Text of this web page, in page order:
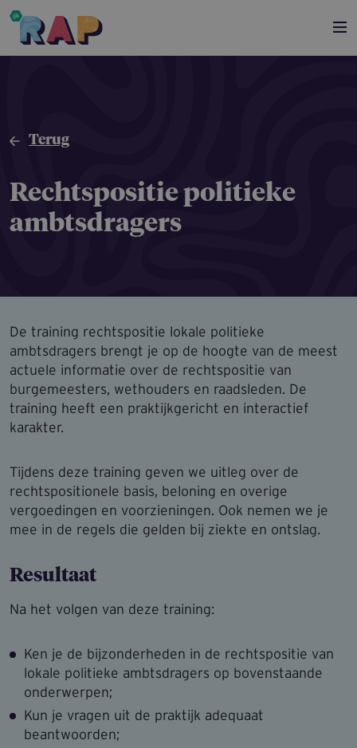
Overslaan en naar de inhoud gaan
Terug
Rechtspo­sitie politieke
ambtsdra­gers
De training rechtspositie lokale politieke
ambtsdragers brengt je op de hoogte van de meest
actuele informatie over de rechtspositie van
burgemeesters, wethouders en raadsleden. De
training heeft een praktijkgericht en interactief
karakter.
Tijdens deze training geven we uitleg over de
rechtspositionele basis, beloning en overige
vergoedingen en voorzieningen. Ook nemen we je
mee in de regels die gelden bij ziekte en ontslag.
Resultaat
Na het volgen van deze training:
Ken je de bijzonderheden in de rechtspositie van
lokale politieke ambtsdragers op bovenstaande
onderwerpen;
Kun je vragen uit de praktijk adequaat
beantwoorden;